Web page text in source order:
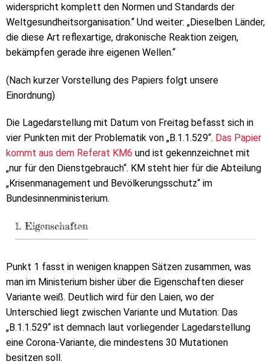
widerspricht komplett den Normen und Standards der
Weltgesundheitsorganisation.“ Und weiter: „Dieselben Länder,
die diese Art reflexartige, drakonische Reaktion zeigen,
bekämpfen gerade ihre eigenen Wellen.“
(Nach kurzer Vorstellung des Papiers folgt unsere
Einordnung)
Die Lagedarstellung mit Datum von Freitag befasst sich in
vier Punkten mit der Problematik von „B.1.1.529“. Das Papier
kommt aus dem Referat KM6 und ist gekennzeichnet mit
„nur für den Dienstgebrauch“. KM steht hier für die Abteilung
„Krisenmanagement und Bevölkerungsschutz“ im
Bundesinnenministerium.
1. Eigenschaften
Punkt 1 fasst in wenigen knappen Sätzen zusammen, was
man im Ministerium bisher über die Eigenschaften dieser
Variante weiß. Deutlich wird für den Laien, wo der
Unterschied liegt zwischen Variante und Mutation: Das
„B.1.1.529“ ist demnach laut vorliegender Lagedarstellung
eine Corona-Variante, die mindestens 30 Mutationen
besitzen soll.